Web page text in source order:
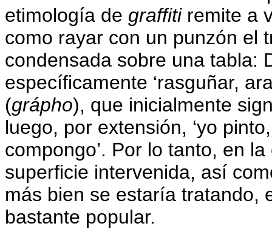
etimología de graffitiremite a
como rayar con un punzón el
condensada sobre una tabla:
específicamente ‘rasguñar,
(grápho), que inicialmente
luego, por extensión, ‘yo
compongo’. Por lo tanto, en
superficie intervenida, así
más bien se estaría tratando,
bastante popular.